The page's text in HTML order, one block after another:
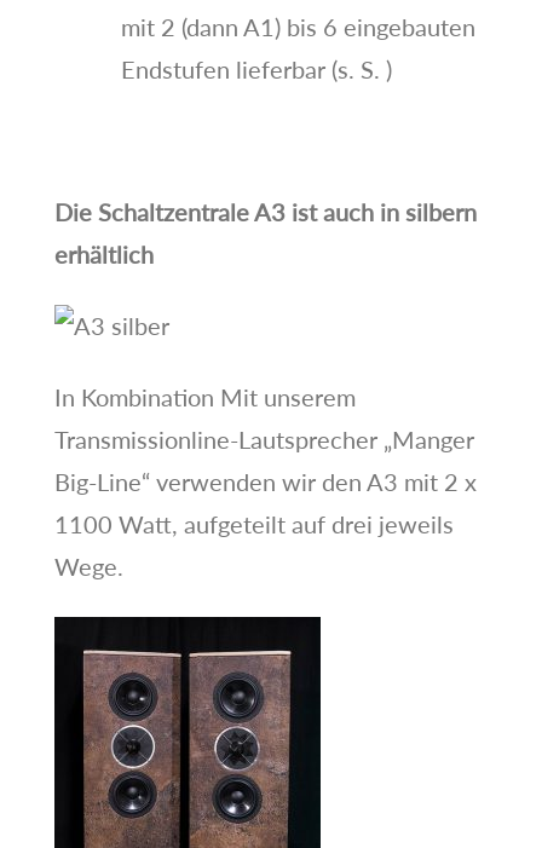
mit 2 (dann A1) bis 6 eingebauten
Endstufen lieferbar (s. S. )
Die Schaltzentrale A3 ist auch in silbern
erhältlich
In Kombination Mit unserem
Transmissionline-Lautsprecher „Manger
Big-Line“ verwenden wir den A3 mit 2 x
1100 Watt, aufgeteilt auf drei jeweils
Wege.